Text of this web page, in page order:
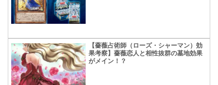
【薔薇占術師（ローズ・シャーマン）効
果考察】薔薇恋人と相性抜群の墓地効果
がメイン！？